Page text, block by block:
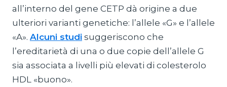
all’interno del gene CETP dà origine a due
ulteriori varianti genetiche: l’allele «G» e l’allele
«A». Alcuni studi suggeriscono che
l’ereditarietà di una o due copie dell’allele G
sia associata a livelli più elevati di colesterolo
HDL «buono».